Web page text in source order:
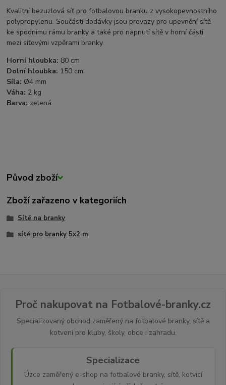
Kvalitní bezuzlová síť pro fotbalovou branku z vysokopevnostního
polypropylenu. Součástí dodávky jsou provazy pro upevnění sítě
ke spodnímu rámu branky a také pro napnutí sítě v horní části
mezi síťovými vzpěrami branky.
Horní hloubka: 80 cm
Dolní hloubka: 150 cm
Síla: Ø4 mm
Váha: 2 kg
Barva: zelená
Původ zboží
Zboží zařazeno v kategoriích
Sítě na branky
sítě pro branky 5x2 m
Proč nakupovat na Fotbalové-branky.cz
Specializovaný obchod zaměřený na fotbalové branky, sítě a
kotvení pro kluby, školy, obce i zahradu.
Specializace
Úzce zaměřený e-shop na fotbalové branky, sítě, kotvicí